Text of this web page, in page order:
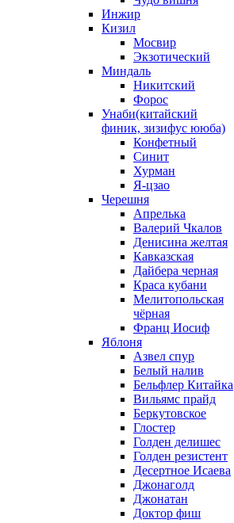
Инжир
Кизил
Мосвир
Экзотический
Миндаль
Никитский
Форос
Унаби(китайский
финик, зизифус ююба)
Конфетный
Синит
Хурман
Я-цзао
Черешня
Апрелька
Валерий Чкалов
Денисина желтая
Кавказская
Дайбера черная
Краса кубани
Мелитопольская
чёрная
Франц Иосиф
Яблоня
Азвел спур
Белый налив
Бельфлер Китайка
Вильямс прайд
Беркутовское
Глостер
Голден делишес
Голден резистент
Десертное Исаева
Джонаголд
Джонатан
Доктор фиш